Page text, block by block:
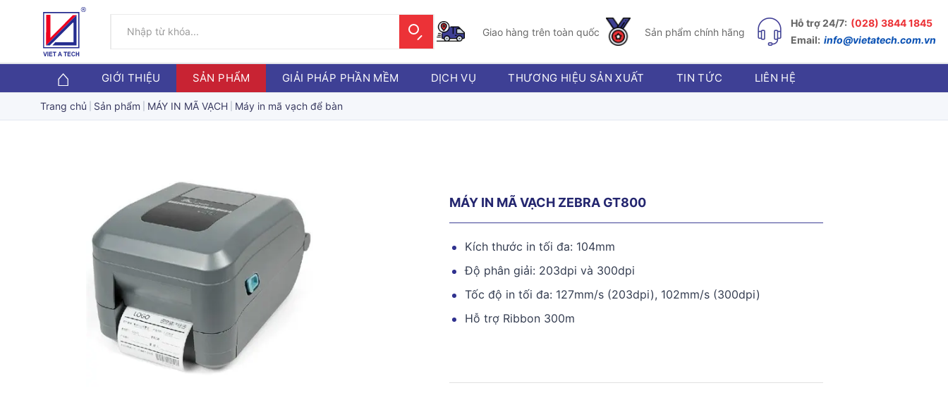
Giao hàng trên toàn quốc Sản phẩm chính hãng
Hỗ trợ 24/7: (028) 3844 1845
Email: info@vietatech.com.vn
GIỚI THIỆU SẢN PHẨM GIẢI PHÁP PHẦN MỀM DỊCH VỤ THƯƠNG HIỆU SẢN XUẤT TIN TỨC LIÊN HỆ
Trang chủ Sản phẩm MÁY IN MÃ VẠCH Máy in mã vạch để bàn
MÁY IN MÃ VẠCH ZEBRA GT800
Kích thước in tối đa: 104mm
Độ phân giải: 203dpi và 300dpi
Tốc độ in tối đa: 127mm/s (203dpi), 102mm/s (300dpi)
Hỗ trợ Ribbon 300m